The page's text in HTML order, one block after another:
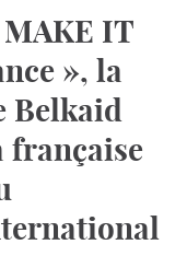
MAKE IT
», la
Belkaid
française